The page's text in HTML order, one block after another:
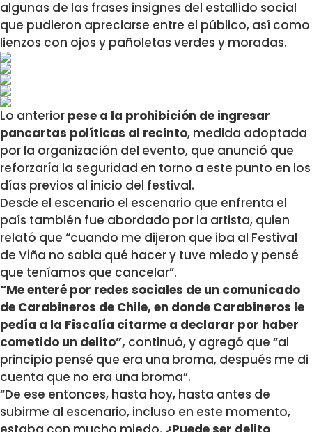
algunas de las frases insignes del estallido social
que pudieron apreciarse entre el público, así como
lienzos con ojos y pañoletas verdes y moradas.
Lo anterior pese a la prohibición de ingresar
pancartas políticas al recinto, medida adoptada
por la organización del evento, que anunció que
reforzaría la seguridad en torno a este punto en los
días previos al inicio del festival.
Desde el escenario el escenario que enfrenta el
país también fue abordado por la artista, quien
relató que “cuando me dijeron que iba al Festival
de Viña no sabia qué hacer y tuve miedo y pensé
que teníamos que cancelar”.
“Me enteré por redes sociales de un comunicado
de Carabineros de Chile, en donde Carabineros le
pedía a la Fiscalía citarme a declarar por haber
cometido un delito”, continuó, y agregó que “al
principio pensé que era una broma, después me di
cuenta que no era una broma”.
“De ese entonces, hasta hoy, hasta antes de
subirme al escenario, incluso en este momento,